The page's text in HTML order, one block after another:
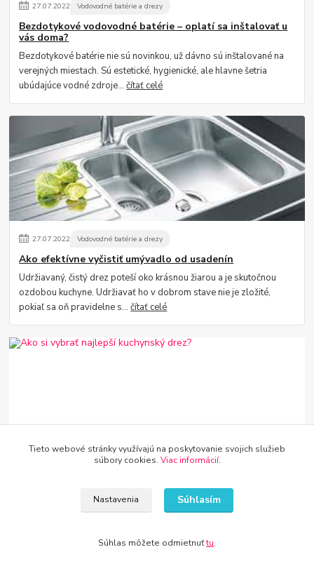
27.07.2022 Vodovodné batérie a drezy
Bezdotykové vodovodné batérie – oplatí sa inštalovať u
vás doma?
Bezdotykové batérie nie sú novinkou, už dávno sú inštalované na
verejných miestach. Sú estetické, hygienické, ale hlavne šetria
ubúdajúce vodné zdroje...čítať celé
27.07.2022 Vodovodné batérie a drezy
Ako efektívne vyčistiť umývadlo od usadenín
Udržiavaný, čistý drez poteší oko krásnou žiarou a je skutočnou
ozdobou kuchyne. Udržiavať ho v dobrom stave nie je zložité,
pokiaľ sa oň pravidelne s...čítať celé
Vodovodné batérie a drezy
Kuchynské drezy dostupné na trhu sa líšia tvarom, farbou a
predovšetkým cenou. Pri jeho výbere by nás však mal zaujímať
Tieto webové stránky využívajú na poskytovanie svojich služieb
súbory cookies. Viac informácií.
Nastavenia Súhlasím
Súhlas môžete odmietnuťtu.